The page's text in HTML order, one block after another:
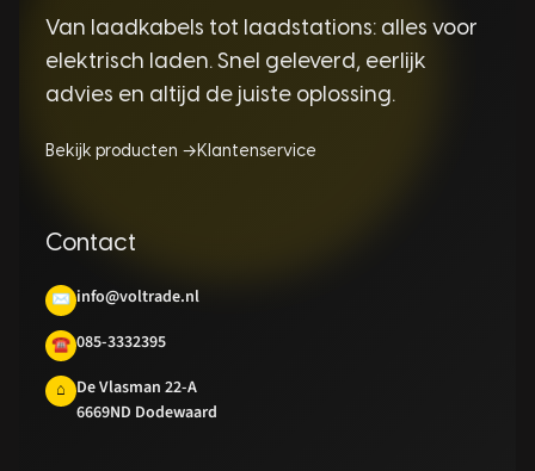
Van laadkabels tot laadstations: alles voor
elektrisch laden. Snel geleverd, eerlijk
advies en altijd de juiste oplossing.
Bekijk producten → Klantenservice
Contact
✉ info@voltrade.nl
☎ 085-3332395
⌂
De Vlasman 22-A
6669ND Dodewaard